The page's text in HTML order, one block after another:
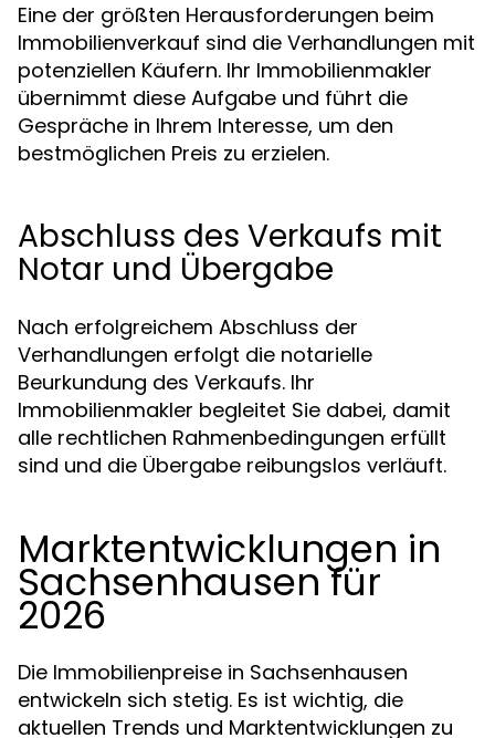
Eine der größten Herausforderungen beim
Immobilienverkauf sind die Verhandlungen mit
potenziellen Käufern. Ihr Immobilienmakler
übernimmt diese Aufgabe und führt die
Gespräche in Ihrem Interesse, um den
bestmöglichen Preis zu erzielen.
Abschluss des Verkaufs mit
Notar und Übergabe
Nach erfolgreichem Abschluss der
Verhandlungen erfolgt die notarielle
Beurkundung des Verkaufs. Ihr
Immobilienmakler begleitet Sie dabei, damit
alle rechtlichen Rahmenbedingungen erfüllt
sind und die Übergabe reibungslos verläuft.
Marktentwicklungen in
Sachsenhausen für
2026
Die Immobilienpreise in Sachsenhausen
entwickeln sich stetig. Es ist wichtig, die
aktuellen Trends und Marktentwicklungen zu